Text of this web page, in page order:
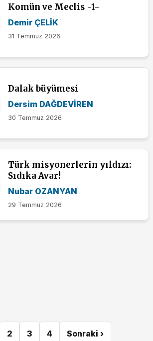
Komün ve Meclis -1-
Demir ÇELİK
31 Temmuz 2026
Dalak büyümesi
Dersim DAĞDEVİREN
30 Temmuz 2026
Türk misyonerlerin yıldızı:
Sıdıka Avar!
Nubar OZANYAN
29 Temmuz 2026
2 3 4 Sonraki ›